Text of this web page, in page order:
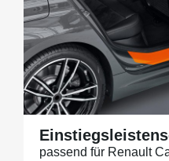
passend für Renault